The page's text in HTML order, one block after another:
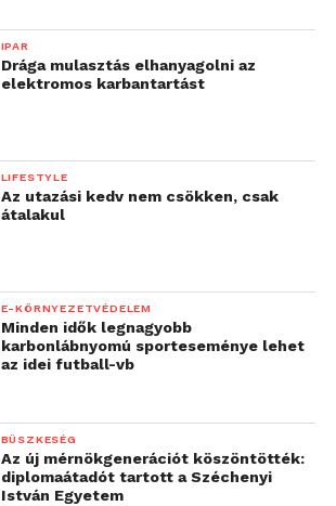
IPAR
Drága mulasztás elhanyagolni az
elektromos karbantartást
LIFESTYLE
Az utazási kedv nem csökken, csak
átalakul
E-KÖRNYEZETVÉDELEM
Minden idők legnagyobb
karbonlábnyomú sporteseménye lehet
az idei futball-vb
BÜSZKESÉG
Az új mérnökgenerációt köszöntötték:
diplomaátadót tartott a Széchenyi
István Egyetem